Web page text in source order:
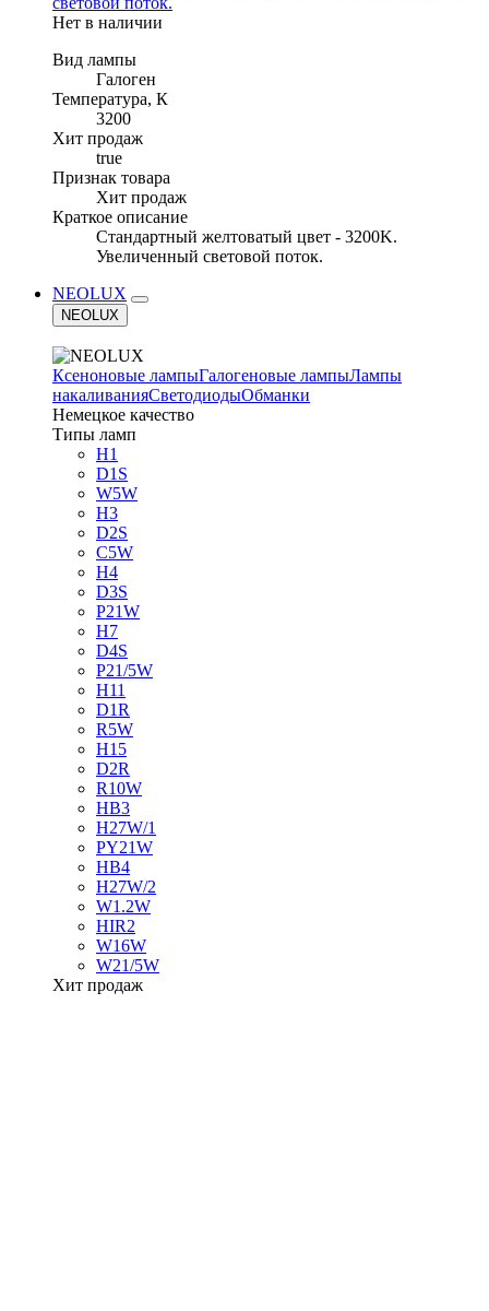
Нет в наличии
Вид лампы
Галоген
Температура, К
3200
Хит продаж
true
Признак товара
Хит продаж
Краткое описание
Стандартный желтоватый цвет - 3200K.
Увеличенный световой поток.
NEOLUX
NEOLUX
Ксеноновые лампыГалогеновые лампыЛампы
накаливанияСветодиодыОбманки
Немецкое качество
Типы ламп
H1
D1S
W5W
H3
D2S
C5W
H4
D3S
P21W
H7
D4S
P21/5W
H11
D1R
R5W
H15
D2R
R10W
HB3
H27W/1
PY21W
HB4
H27W/2
W1.2W
HIR2
W16W
W21/5W
Хит продаж